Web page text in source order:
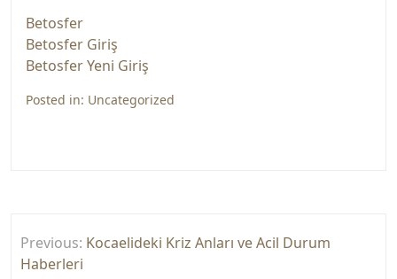
Betosfer
Betosfer Giriş
Betosfer Yeni Giriş
Posted in: Uncategorized
gezinmesi
Previous: Kocaelideki Kriz Anları ve Acil Durum
Haberleri